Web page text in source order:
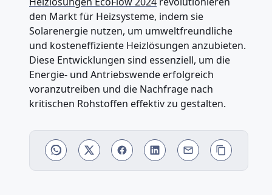
den Markt für Heizsysteme, indem sie
Solarenergie nutzen, um umweltfreundliche
und kosteneffiziente Heizlösungen anzubieten.
Diese Entwicklungen sind essenziell, um die
Energie- und Antriebswende erfolgreich
voranzutreiben und die Nachfrage nach
kritischen Rohstoffen effektiv zu gestalten.